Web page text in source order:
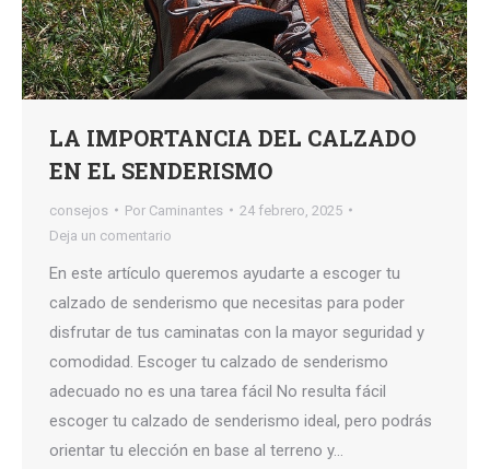
LA IMPORTANCIA DEL CALZADO
EN EL SENDERISMO
consejos Por Caminantes
24 febrero, 2025
Deja un comentario
En este artículo queremos ayudarte a escoger tu
calzado de senderismo que necesitas para poder
disfrutar de tus caminatas con la mayor seguridad y
comodidad. Escoger tu calzado de senderismo
adecuado no es una tarea fácil No resulta fácil
escoger tu calzado de senderismo ideal, pero podrás
orientar tu elección en base al terreno y…